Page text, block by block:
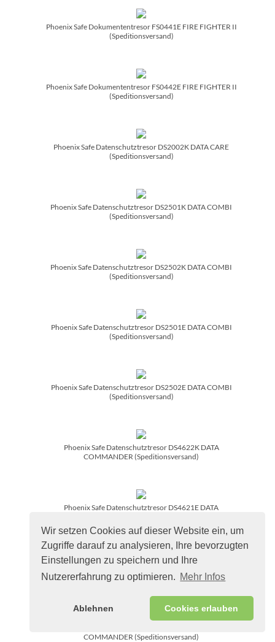
Wir setzen Cookies auf dieser Website ein, um
Zugriffe darauf zu analysieren, Ihre bevorzugten
Einstellungen zu speichern und Ihre
Nutzererfahrung zu optimieren. Mehr Infos
Ablehnen Cookies erlauben
Phoenix Safe Dokumententresor FS0441E FIRE FIGHTER II
(Speditionsversand)
Phoenix Safe Dokumententresor FS0442E FIRE FIGHTER II
(Speditionsversand)
Phoenix Safe Datenschutztresor DS2002K DATA CARE
(Speditionsversand)
Phoenix Safe Datenschutztresor DS2501K DATA COMBI
(Speditionsversand)
Phoenix Safe Datenschutztresor DS2502K DATA COMBI
(Speditionsversand)
Phoenix Safe Datenschutztresor DS2501E DATA COMBI
(Speditionsversand)
Phoenix Safe Datenschutztresor DS2502E DATA COMBI
(Speditionsversand)
Phoenix Safe Datenschutztresor DS4622K DATA
COMMANDER (Speditionsversand)
Phoenix Safe Datenschutztresor DS4621E DATA
Phoenix Safe Datenschutztresor DS4622E DATA
COMMANDER (Speditionsversand)
COMMANDER (Speditionsversand)